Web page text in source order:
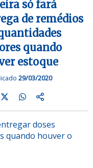
só fará
de remédios
quando
estoque
29/03/2020
doses
quando houver o